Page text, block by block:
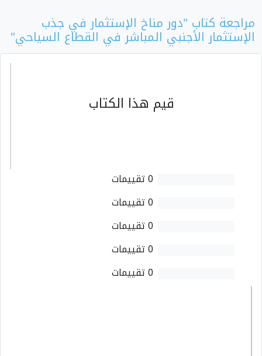
مراجعة كتاب "دور مناخ الإستثمار في جذب
الإستثمار الأجنبي المباشر في القطاع السياحي"
قيم هذا الكتاب
0 تقييمات
0 تقييمات
0 تقييمات
0 تقييمات
0 تقييمات